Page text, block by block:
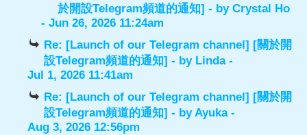
於開設Telegram頻道的通知] - byCrystal Ho
- Jun 26, 2026 11:24am
Re: [Launch of our Telegram channel] [關於開
設Telegram頻道的通知] - by Linda-
Jul 1, 2026 11:41am
Re: [Launch of our Telegram channel] [關於開
設Telegram頻道的通知] - byAyuka-
Aug 3, 2026 12:56pm